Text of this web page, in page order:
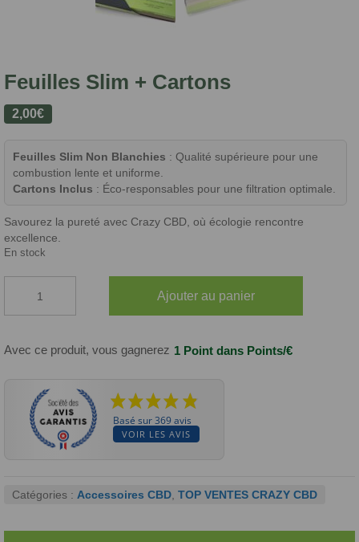
Feuilles Slim + Cartons
2,00€
Feuilles Slim Non Blanchies : Qualité supérieure pour une
combustion lente et uniforme.
Cartons Inclus : Éco-responsables pour une filtration optimale.
Savourez la pureté avec Crazy CBD, où écologie rencontre
excellence.
En stock
Feuilles
+
Ajouter au panier
Avec ce produit, vous gagnerez 1 Point dans Points/€
Basé sur 369 avis
VOIR LES AVIS
Catégories : Accessoires CBD, TOP VENTES CRAZY CBD